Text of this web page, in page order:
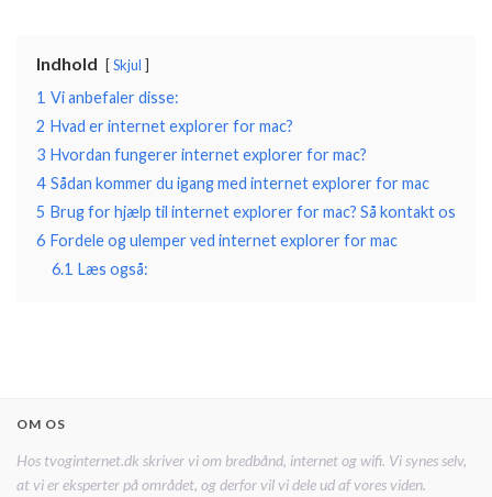
Indhold Skjul
1 Vi anbefaler disse:
2 Hvad er internet explorer for mac?
3 Hvordan fungerer internet explorer for mac?
4 Sådan kommer du igang med internet explorer for mac
5 Brug for hjælp til internet explorer for mac? Så kontakt os
6 Fordele og ulemper ved internet explorer for mac
6.1 Læs også:
OM OS
Hos tvoginternet.dk skriver vi om bredbånd, internet og wifi. Vi synes selv,
at vi er eksperter på området, og derfor vil vi dele ud af vores viden.